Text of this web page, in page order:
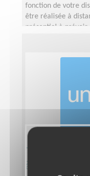
fonction de votre
être réalisée à
présentiel à prévoir
Tuteur de
à UNICEF